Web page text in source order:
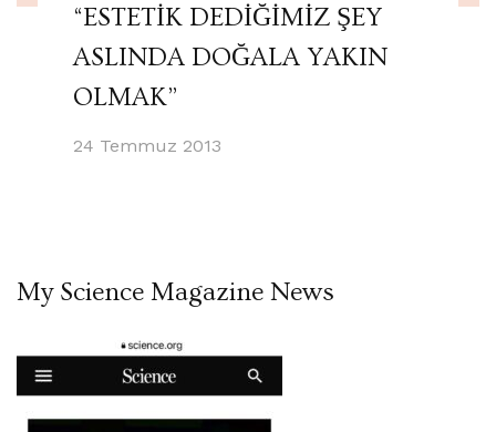
“ESTETİK DEDİĞİMİZ ŞEY
ASLINDA DOĞALA YAKIN
OLMAK”
24 Temmuz 2013
My Science Magazine News